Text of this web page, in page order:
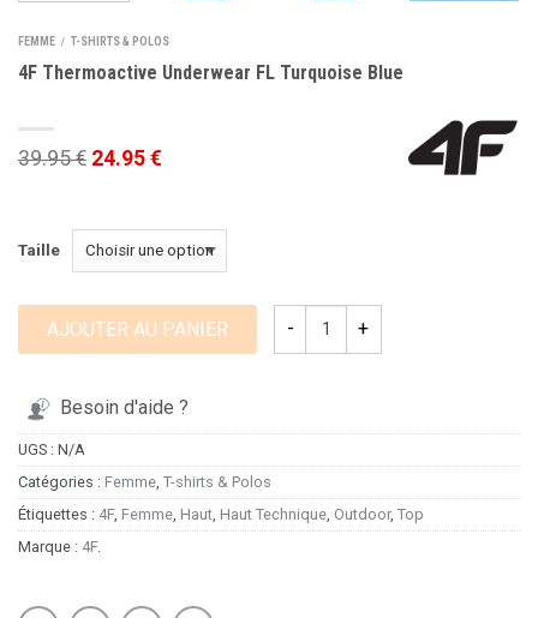
FEMME / T-SHIRTS & POLOS
4F Thermoactive Underwear FL Turquoise Blue
39.95 € 24.95 €
Taille
AJOUTER AU PANIER
Besoin d'aide ?
UGS : N/A
Catégories : Femme T-shirts & Polos
Étiquettes : 4F, Femme Haut Haut Technique Outdoor, Top
Marque : 4F.